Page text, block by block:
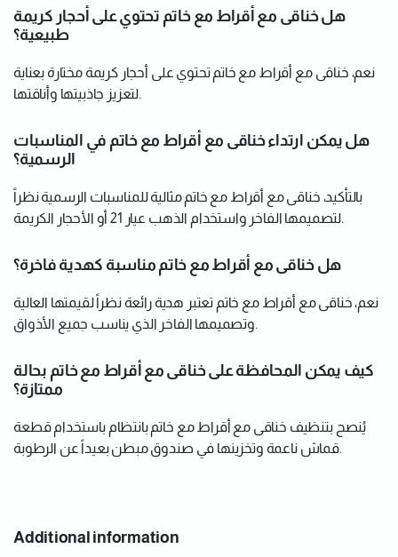
هل خناقى مع أقراط مع خاتم تحتوي على أحجار كريمة
طبيعية؟
نعم، خناقى مع أقراط مع خاتم تحتوي على أحجار كريمة مختارة بعناية
لتعزيز جاذبيتها وأناقتها.
هل يمكن ارتداء خناقى مع أقراط مع خاتم في المناسبات
الرسمية؟
بالتأكيد، خناقى مع أقراط مع خاتم مثالية للمناسبات الرسمية نظراً
لتصميمها الفاخر واستخدام الذهب عيار 21 أو الأحجار الكريمة.
هل خناقى مع أقراط مع خاتم مناسبة كهدية فاخرة؟
نعم، خناقى مع أقراط مع خاتم تعتبر هدية رائعة نظراً لقيمتها العالية
وتصميمها الفاخر الذي يناسب جميع الأذواق.
كيف يمكن المحافظة على خناقى مع أقراط مع خاتم بحالة
ممتازة؟
يُنصح بتنظيف خناقى مع أقراط مع خاتم بانتظام باستخدام قطعة
قماش ناعمة وتخزينها في صندوق مبطن بعيداً عن الرطوبة.
Additional information